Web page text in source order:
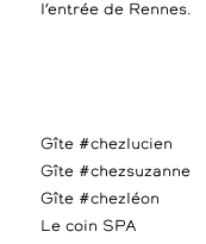
l’entrée de Rennes.
Gîte #chezlucien
Gîte #chezsuzanne
Gîte #chezléon
Le coin SPA